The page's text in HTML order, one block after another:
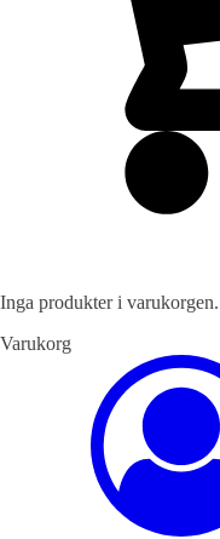
Inga produkter i varukorgen.
Varukorg